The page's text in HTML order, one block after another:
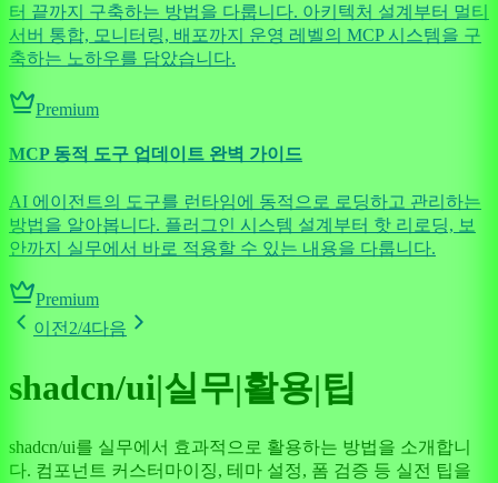
터 끝까지 구축하는 방법을 다룹니다. 아키텍처 설계부터 멀티
서버 통합, 모니터링, 배포까지 운영 레벨의 MCP 시스템을 구
축하는 노하우를 담았습니다.
Premium
MCP 동적 도구 업데이트 완벽 가이드
AI 에이전트의 도구를 런타임에 동적으로 로딩하고 관리하는
방법을 알아봅니다. 플러그인 시스템 설계부터 핫 리로딩, 보
안까지 실무에서 바로 적용할 수 있는 내용을 다룹니다.
Premium
이전 2/4다음
shadcn/ui|실무|활용|팁
shadcn/ui를 실무에서 효과적으로 활용하는 방법을 소개합니
다. 컴포넌트 커스터마이징, 테마 설정, 폼 검증 등 실전 팁을